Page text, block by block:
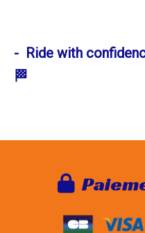
- Ride with
🏁
Paie